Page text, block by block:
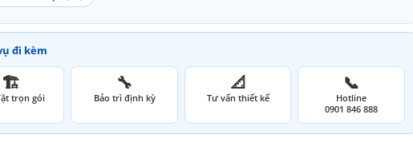
đi kèm
🏗️
trọn gói
🔧
Bảo trì định kỳ
📐
Tư vấn thiết kế
📞
Hotline
0901 846 888